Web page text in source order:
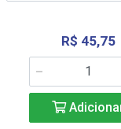
R$ 45,75